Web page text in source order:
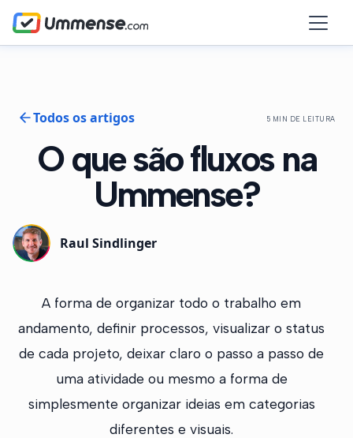
Todos os artigos 5 MIN DE LEITURA
O que são fluxos na
Ummense?
Raul Sindlinger
A forma de organizar todo o trabalho em
andamento, definir processos, visualizar o status
de cada projeto, deixar claro o passo a passo de
uma atividade ou mesmo a forma de
simplesmente organizar ideias em categorias
diferentes e visuais.